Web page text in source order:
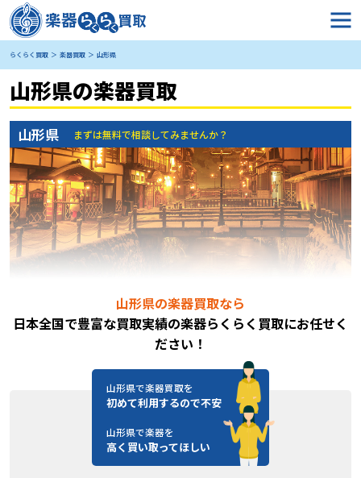
らくらく買取 楽器買取 山形県
山形県の楽器買取
山形県 まずは無料で相談してみませんか？
山形県の楽器買取なら
日本全国で豊富な買取実績の楽器らくらく買取にお任せく
ださい！
山形県で楽器買取を
初めて利用するので不安
山形県で楽器を
高く買い取ってほしい